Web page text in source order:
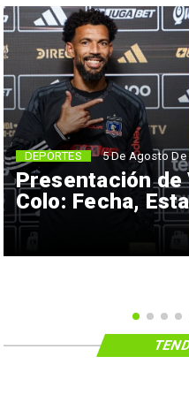
Presentación de
Colo: Fecha,
DEPORTES 5 De Agosto De